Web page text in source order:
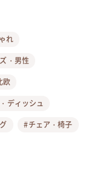
れ
・男性
欧
ディッシュ
#チェア・椅子